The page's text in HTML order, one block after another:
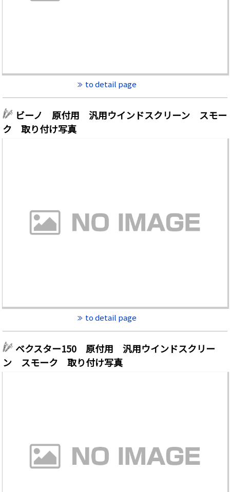
to detail page
ビーノ 原付用 汎用ウインドスクリーン スモー
ク 取り付け写真
to detail page
ベクスター150 原付用 汎用ウインドスクリー
ン スモーク 取り付け写真